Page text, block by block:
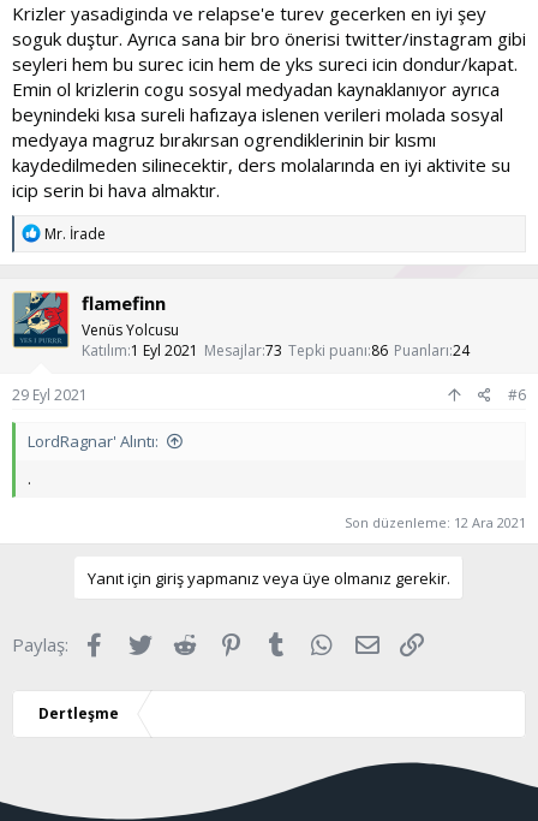
Krizler yasadiginda ve relapse'e turev gecerken en iyi şey
soguk duştur. Ayrıca sana bir bro önerisi twitter/instagram gibi
seyleri hem bu surec icin hem de yks sureci icin dondur/kapat.
Emin ol krizlerin cogu sosyal medyadan kaynaklanıyor ayrıca
beynindeki kısa sureli hafızaya islenen verileri molada sosyal
medyaya magruz bırakırsan ogrendiklerinin bir kısmı
kaydedilmeden silinecektir, ders molalarında en iyi aktivite su
icip serin bi hava almaktır.
T
p
k
i
l
e
Mr. İrade
flamefinn
Venüs Yolcusu
Katılım 1 Eyl 2021 Mesajlar73 Tepki puanı 86 Puanları 24
29 Eyl 2021 #6
LordRagnar' Alıntı:
.
Son düzenleme: 12 Ara 2021
Yanıt için giriş yapmanız veya üye olmanız gerekir.
Paylaş: Facebook
Twitter Reddit Pinterest
Tumblr WhatsApp
E-posta
Dertleşme